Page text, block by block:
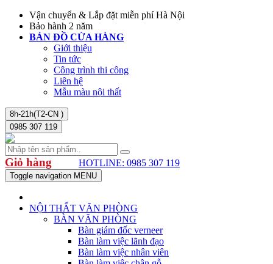
Vận chuyển & Lắp đặt miễn phí Hà Nội
Bảo hành 2 năm
BẢN ĐỒ CỬA HÀNG
Giới thiệu
Tin tức
Công trình thi công
Liên hệ
Mẫu màu nội thất
8h-21h(T2-CN )
0985 307 119
Giỏ hàng HOTLINE: 0985 307 119
Toggle navigation MENU
NỘI THẤT VĂN PHÒNG
BÀN VĂN PHÒNG
Bàn giám đốc verneer
Bàn làm việc lãnh đạo
Bàn làm việc nhân viên